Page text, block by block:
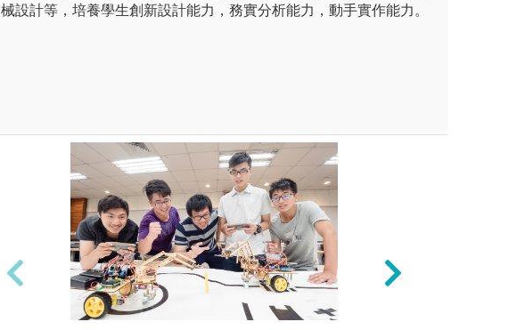
械設計等，培養學生創新設計能力，務實分析能力，動手實作能力。